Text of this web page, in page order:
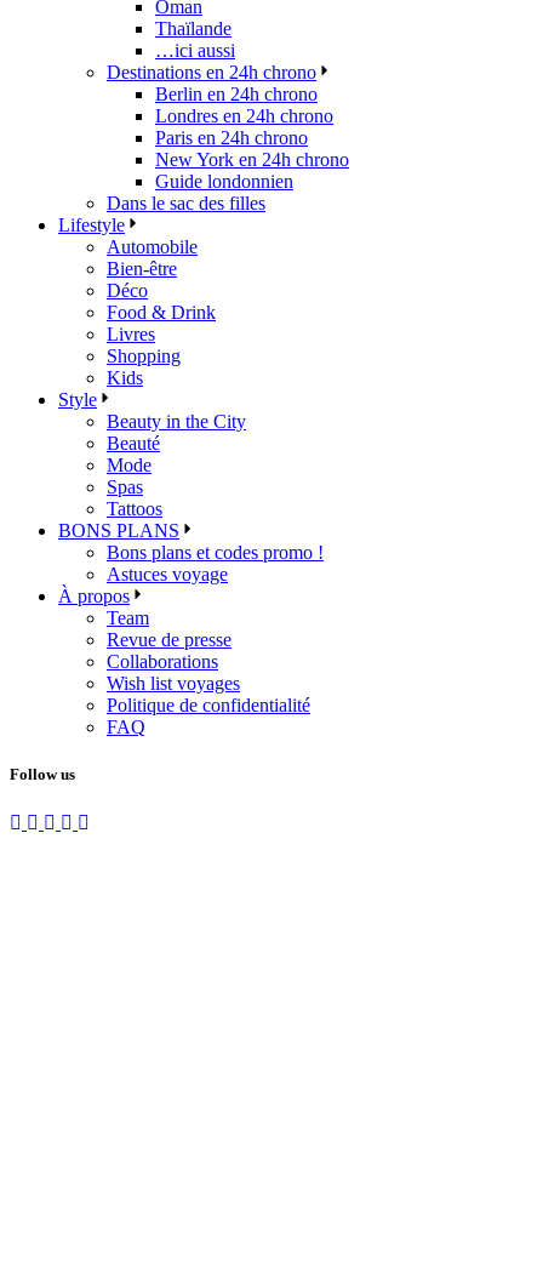
Oman
Thaïlande
…ici aussi
Destinations en 24h chrono
Berlin en 24h chrono
Londres en 24h chrono
Paris en 24h chrono
New York en 24h chrono
Guide londonnien
Dans le sac des filles
Lifestyle
Automobile
Bien-être
Déco
Food & Drink
Livres
Shopping
Kids
Style
Beauty in the City
Beauté
Mode
Spas
Tattoos
BONS PLANS
Bons plans et codes promo !
Astuces voyage
À propos
Team
Revue de presse
Collaborations
Wish list voyages
Politique de confidentialité
FAQ
Follow us